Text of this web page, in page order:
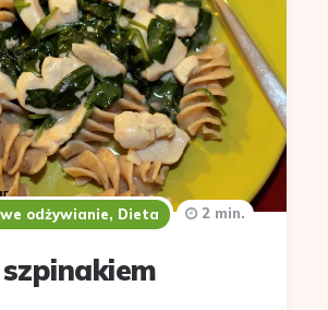
odżywianie, Dieta 2 min.